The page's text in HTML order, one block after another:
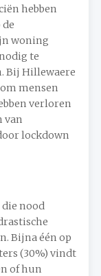
hebben
woning
te
Bij Hillewaere
mensen
verloren
van
lockdown
nood
Bijna één op
(30%) vindt
of hun